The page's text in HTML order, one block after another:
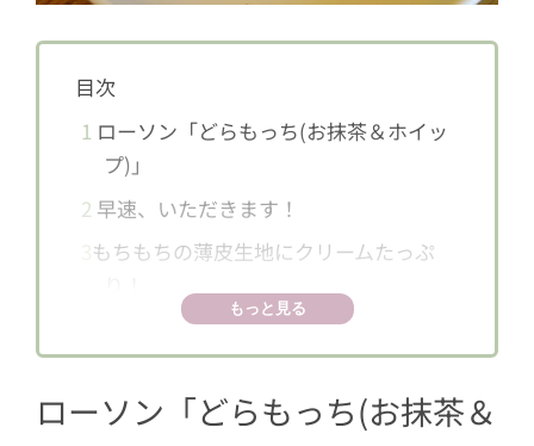
目次
1 ローソン「どらもっち(お抹茶＆ホイッ
プ)」
2 早速、いただきます！
もちもちの薄皮生地にクリームたっぷ
もっと見る
ローソン「どらもっち(お抹茶＆